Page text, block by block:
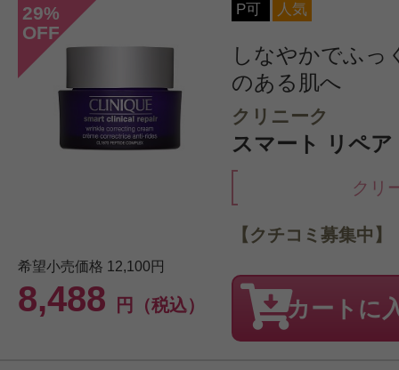
29%
OFF
P可 人気
しなやかでふっ
のある肌へ
クリニーク
スマート リペ
クリ
希望小売価格 12,100円
8,488 円（税込）
【クチコミ募集中】
カートに